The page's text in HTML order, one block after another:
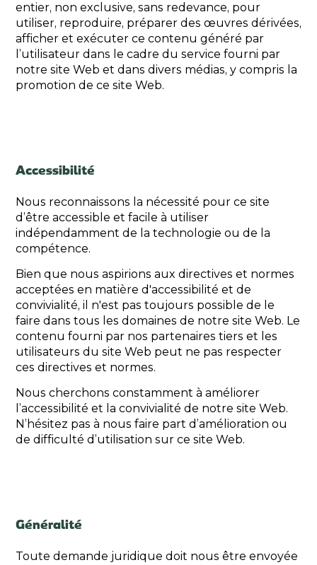
entier, non exclusive, sans redevance, pour
utiliser, reproduire, préparer des œuvres dérivées,
afficher et exécuter ce contenu généré par
l’utilisateur dans le cadre du service fourni par
notre site Web et dans divers médias, y compris la
promotion de ce site Web.
Accessibilité
Nous reconnaissons la nécessité pour ce site
d’être accessible et facile à utiliser
indépendamment de la technologie ou de la
compétence.
Bien que nous aspirions aux directives et normes
acceptées en matière d'accessibilité et de
convivialité, il n'est pas toujours possible de le
faire dans tous les domaines de notre site Web. Le
contenu fourni par nos partenaires tiers et les
utilisateurs du site Web peut ne pas respecter
ces directives et normes.
Nous cherchons constamment à améliorer
l’accessibilité et la convivialité de notre site Web.
N’hésitez pas à nous faire part d’amélioration ou
de difficulté d’utilisation sur ce site Web.
Généralité
Toute demande juridique doit nous être envoyée